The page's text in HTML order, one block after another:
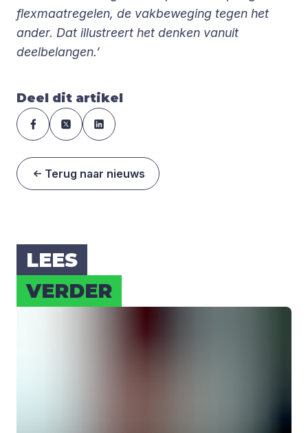
flexmaatregelen, de vakbeweging tegen het
ander. Dat illustreert het denken vanuit
deelbelangen.’
Deel dit artikel
Terug naar nieuws
LEES
VER­DER